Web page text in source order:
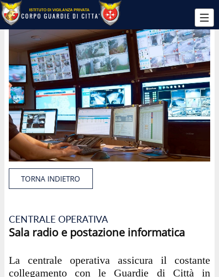
TORNA INDIETRO
CENTRALE OPERATIVA
Sala radio e postazione informatica
La centrale operativa assicura il costante
collegamento con le Guardie di Città in